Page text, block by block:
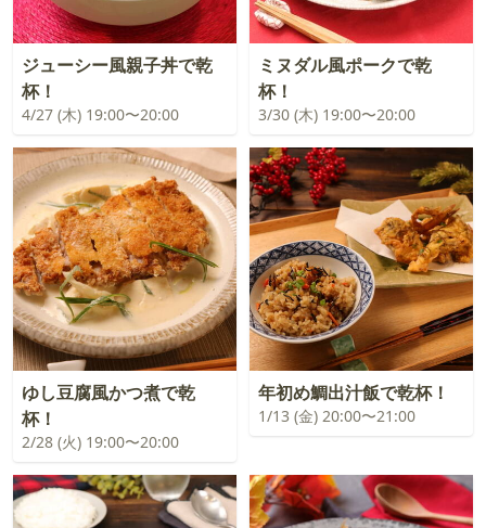
ジューシー風親子丼で乾
杯！
4/27 (木) 19:00〜20:00
ミヌダル風ポークで乾
杯！
3/30 (木) 19:00〜20:00
ゆし豆腐風かつ煮で乾
杯！
2/28 (火) 19:00〜20:00
年初め鯛出汁飯で乾杯！
1/13 (金) 20:00〜21:00